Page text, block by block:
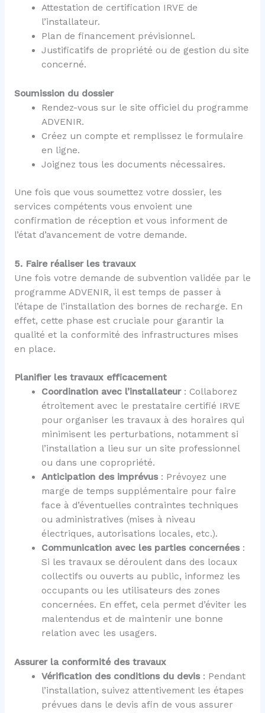
Attestation de certification IRVE de
l’installateur.
Plan de financement prévisionnel.
Justificatifs de propriété ou de gestion du site
concerné.
Soumission du dossier
Rendez-vous sur le site officiel du programme
ADVENIR.
Créez un compte et remplissez le formulaire
en ligne.
Joignez tous les documents nécessaires.
Une fois que vous soumettez votre dossier, les
services compétents vous envoient une
confirmation de réception et vous informent de
l’état d’avancement de votre demande.
5. Faire réaliser les travaux
Une fois votre demande de subvention validée par le
programme ADVENIR, il est temps de passer à
l’étape de l’installation des bornes de recharge. En
effet, cette phase est cruciale pour garantir la
qualité et la conformité des infrastructures mises
en place.
Planifier les travaux efficacement
Coordination avec l’installateur: Collaborez
étroitement avec le prestataire certifié IRVE
pour organiser les travaux à des horaires qui
minimisent les perturbations, notamment si
l’installation a lieu sur un site professionnel
ou dans une copropriété.
Anticipation des imprévus: Prévoyez une
marge de temps supplémentaire pour faire
face à d’éventuelles contraintes techniques
ou administratives (mises à niveau
électriques, autorisations locales, etc.).
Communication avec les parties concernées:
Si les travaux se déroulent dans des locaux
collectifs ou ouverts au public, informez les
occupants ou les utilisateurs des zones
concernées. En effet, cela permet d’éviter les
malentendus et de maintenir une bonne
relation avec les usagers.
Assurer la conformité des travaux
Vérification des conditions du devis: Pendant
l’installation, suivez attentivement les étapes
prévues dans le devis afin de vous assurer